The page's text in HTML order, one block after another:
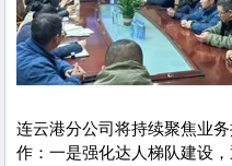
连云港分公司将持续聚焦业
作：一是强化达人梯队建设